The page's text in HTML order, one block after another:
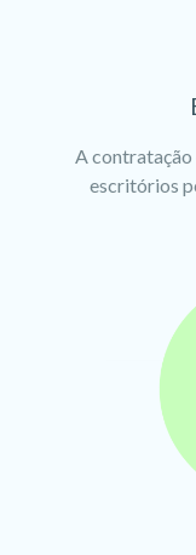
A contratação
escritórios